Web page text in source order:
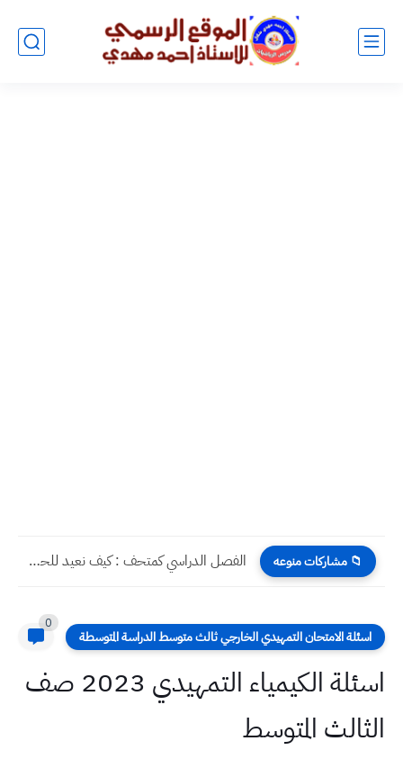
📁 مشاركات منوعه قصة شمعةٌ في حدادِ الورد الكاتبة : المدرسة سوسن لطيف...
اسئلة الامتحان التمهيدي الخارجي ثالث متوسط الدراسة المتوسطة
0
اسئلة الكيمياء التمهيدي 2023 صف
الثالث المتوسط